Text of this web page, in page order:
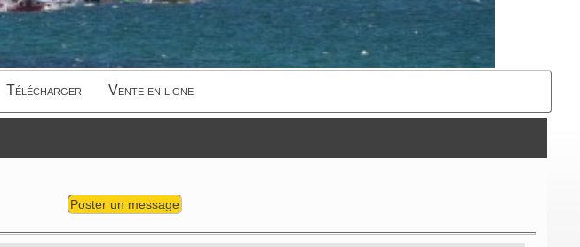
Télécharger Vente en ligne
Poster un message